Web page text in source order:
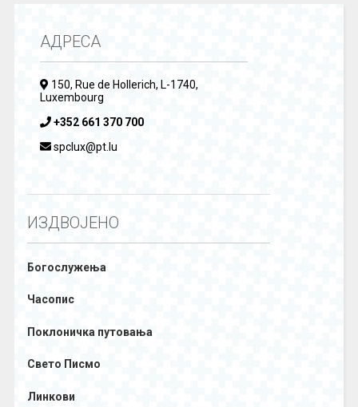
АДРЕСА
150, Rue de Hollerich, L-1740,
Luxembourg
+352 661 370 700
spclux@pt.lu
ИЗДВОЈЕНО
Богослужења
Часопис
Поклоничка путовања
Свето Писмо
Линкови